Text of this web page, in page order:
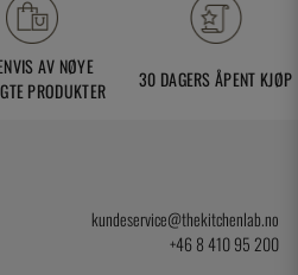
AV NØYE
PRODUKTER
30 DAGERS ÅPENT KJØP
kundeservice@thekitchenlab.no
+46 8 410 95 200